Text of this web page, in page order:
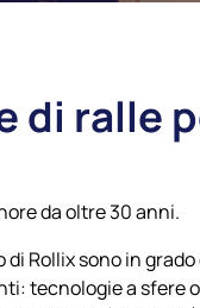
di ralle
da oltre 30 anni.
Rollix sono in grado
tecnologie a sfere